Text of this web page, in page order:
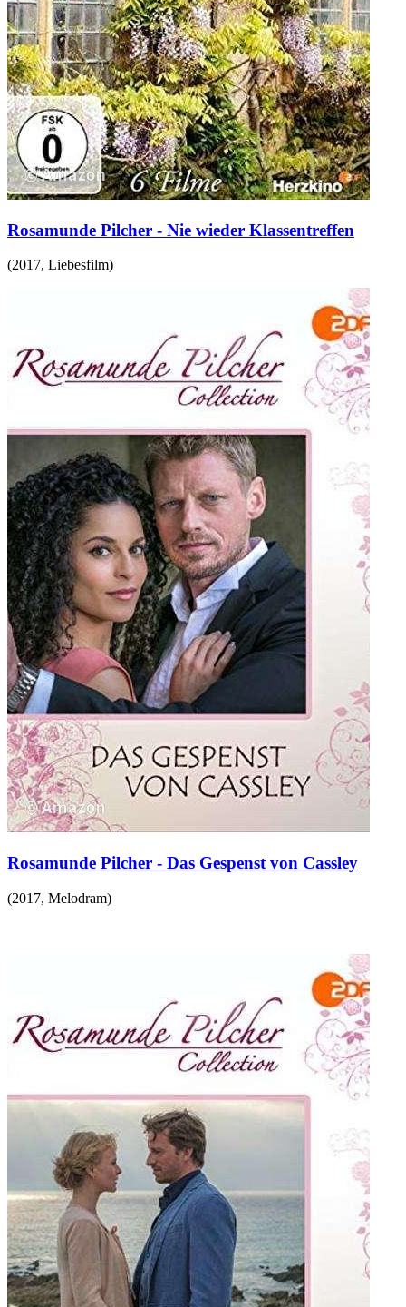
Rosamunde Pilcher - Nie wieder Klassentreffen
(2017, Liebesfilm)
Rosamunde Pilcher - Das Gespenst von Cassley
(2017, Melodram)